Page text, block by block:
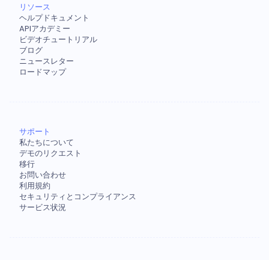
リソース
ヘルプドキュメント
APIアカデミー
ビデオチュートリアル
ブログ
ニュースレター
ロードマップ
サポート
私たちについて
デモのリクエスト
移行
お問い合わせ
利用規約
セキュリティとコンプライアンス
サービス状況